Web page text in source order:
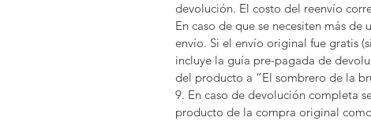
devolución. El costo del reenvío
En caso de que se necesiten más
envío. Si el envío original fue gratis
incluye la guía pre-pagada de
del producto a “El sombrero de la
9. En caso de devolución completa
producto de la compra original